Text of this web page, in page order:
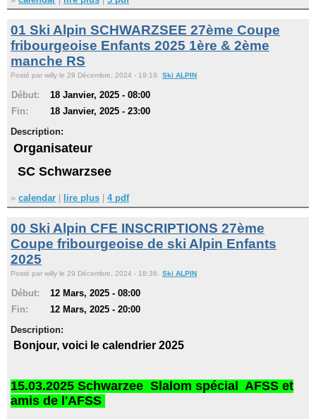
01 Ski Alpin SCHWARZSEE 27ème Coupe
fribourgeoise Enfants 2025 1ère & 2ème
manche RS
Posté par willy le 29 Décembre, 2024 - 19:19. Ski ALPIN
Début:
18 Janvier, 2025 - 08:00
Fin:
18 Janvier, 2025 - 23:00
Description:
Organisateur
SC Schwarzsee
» calendar lire plus 4 pdf
00 Ski Alpin CFE INSCRIPTIONS 27ème
Coupe fribourgeoise de ski Alpin Enfants
2025
Posté par willy le 29 Décembre, 2024 - 18:36. Ski ALPIN
Début:
12 Mars, 2025 - 08:00
Fin:
12 Mars, 2025 - 20:00
Description:
Bonjour, voici le calendrier 2025
15.03.2025 Schwarzee Slalom spécial
AFSS et
amis de l'AFSS